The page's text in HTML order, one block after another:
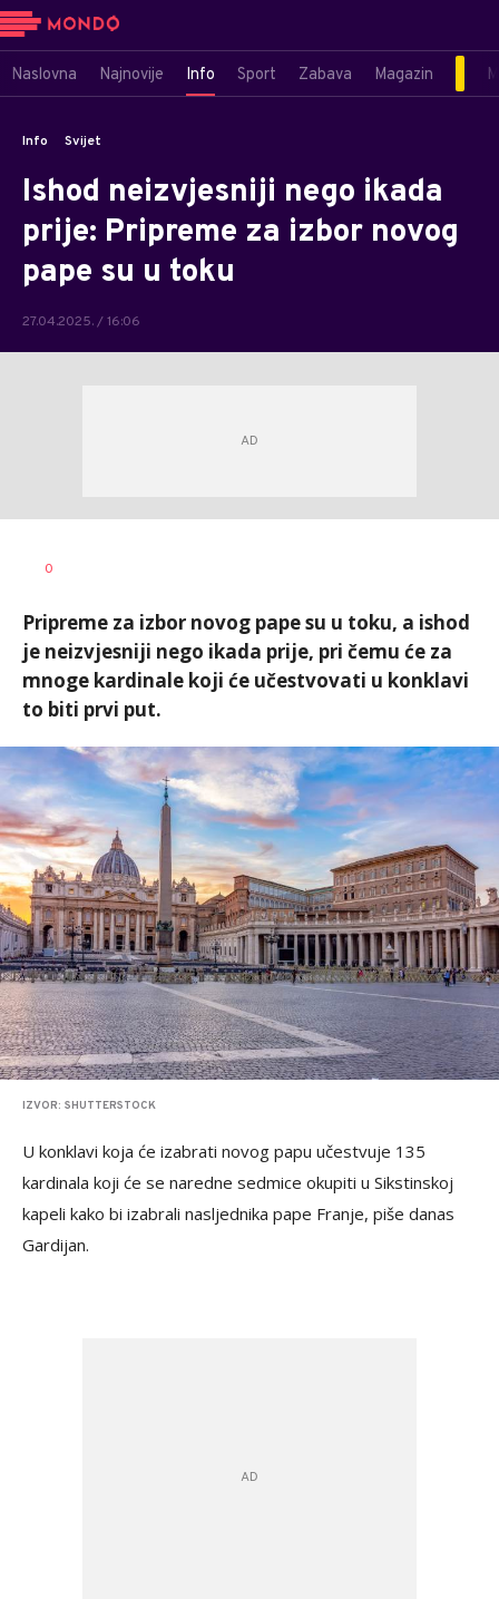
Naslovna Najnovije Info Sport Zabava Magazin
Info Svijet
Ishod neizvjesniji nego ikada
prije: Pripreme za izbor novog
pape su u toku
27.04.2025. / 16:06
AUTOR
0
Pripreme za izbor novog pape su u toku, a ishod
je neizvjesniji nego ikada prije, pri čemu će za
mnoge kardinale koji će učestvovati u konklavi
to biti prvi put.
IZVOR: SHUTTERSTOCK
U konklavi koja će izabrati novog papu učestvuje 135
kardinala koji će se naredne sedmice okupiti u Sikstinskoj
kapeli kako bi izabrali nasljednika pape Franje, piše danas
Gardijan.